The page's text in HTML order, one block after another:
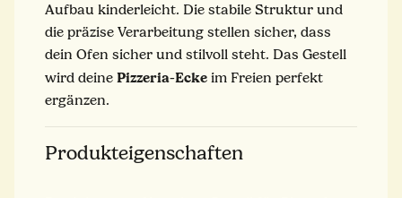
Aufbau kinderleicht. Die stabile Struktur und
die präzise Verarbeitung stellen sicher, dass
dein Ofen sicher und stilvoll steht. Das Gestell
wird deine Pizzeria-Ecke im Freien perfekt
ergänzen.
Produkteigenschaften